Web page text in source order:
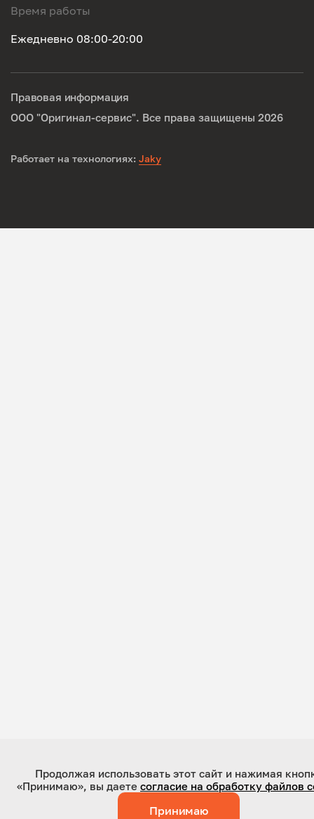
Время работы
Ежедневно 08:00-20:00
ООО "Оригинал-сервис". Все права защищены 2026
Правовая информация
Работает на технологиях: Jaky
Продолжая использовать этот сайт и нажимая
«Принимаю», вы даете согласие на обработку файлов
Принимаю